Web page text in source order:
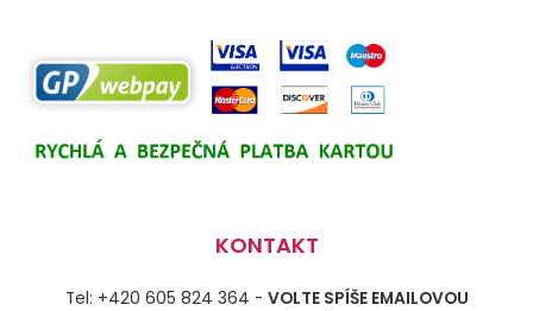
KONTAKT
Tel: +420 605 824 364 - VOLTE SPÍŠE EMAILOVOU